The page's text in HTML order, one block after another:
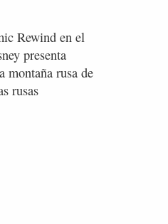
Rewind en el
presenta
montaña rusa de
rusas